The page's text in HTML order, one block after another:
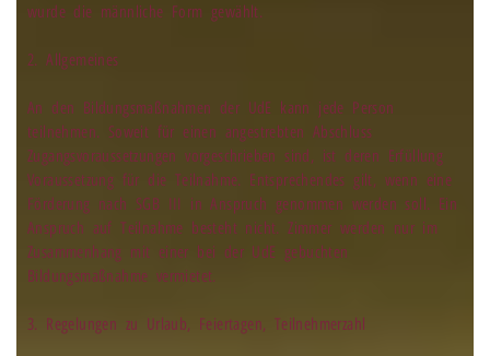
wurde die männliche Form gewählt.
2. Allgemeines
An den Bildungsmaßnahmen der UdE kann jede Person
teilnehmen. Soweit für einen angestrebten Abschluss
Zugangsvoraussetzungen vorgeschrieben sind, ist deren Erfüllung
Voraussetzung für die Teilnahme. Entsprechendes gilt, wenn eine
Förderung nach SGB III in Anspruch genommen werden soll. Ein
Anspruch auf Teilnahme besteht nicht. Zimmer werden nur im
Zusammenhang mit einer bei der UdE gebuchten
Bildungsmaßnahme vermietet.
3. Regelungen zu Urlaub, Feiertagen, Teilnehmerzahl